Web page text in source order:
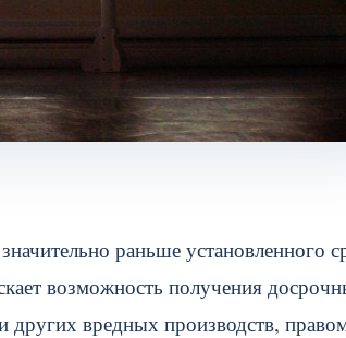
раньше установленного
возможность получения
вредных производств,